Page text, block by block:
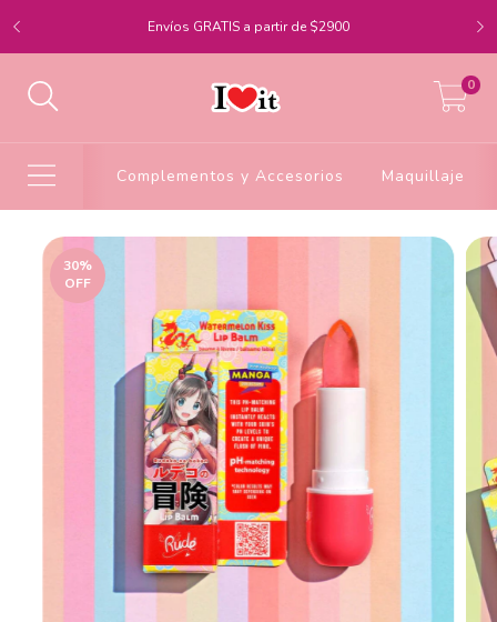
Envíos GRATIS a partir de $2900
0
Complementos y Accesorios Maquillaje
30%
OFF